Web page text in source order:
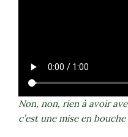
Non, non, rien à avoir
c’est une mise en